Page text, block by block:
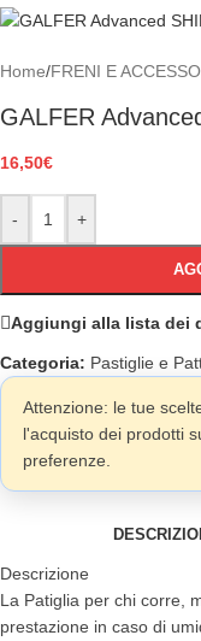
Home/FRENI E
GALFER
16,50€
- +
Aggiungi alla lista dei
Categoria: Pastiglie e
Attenzione: le tue
l'acquisto dei prodotti
preferenze.
Descrizione
La Patiglia per chi corre,
prestazione in caso di